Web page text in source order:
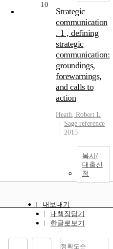
10
Strategic
communication
. 1 , defining
strategic
communication:
groundings,
forewarnings,
and calls to
action
Heath, Robert L
Sage reference
2015
복사/
대출신
청
내보내기
내책장담기
한글로보기
정확도순